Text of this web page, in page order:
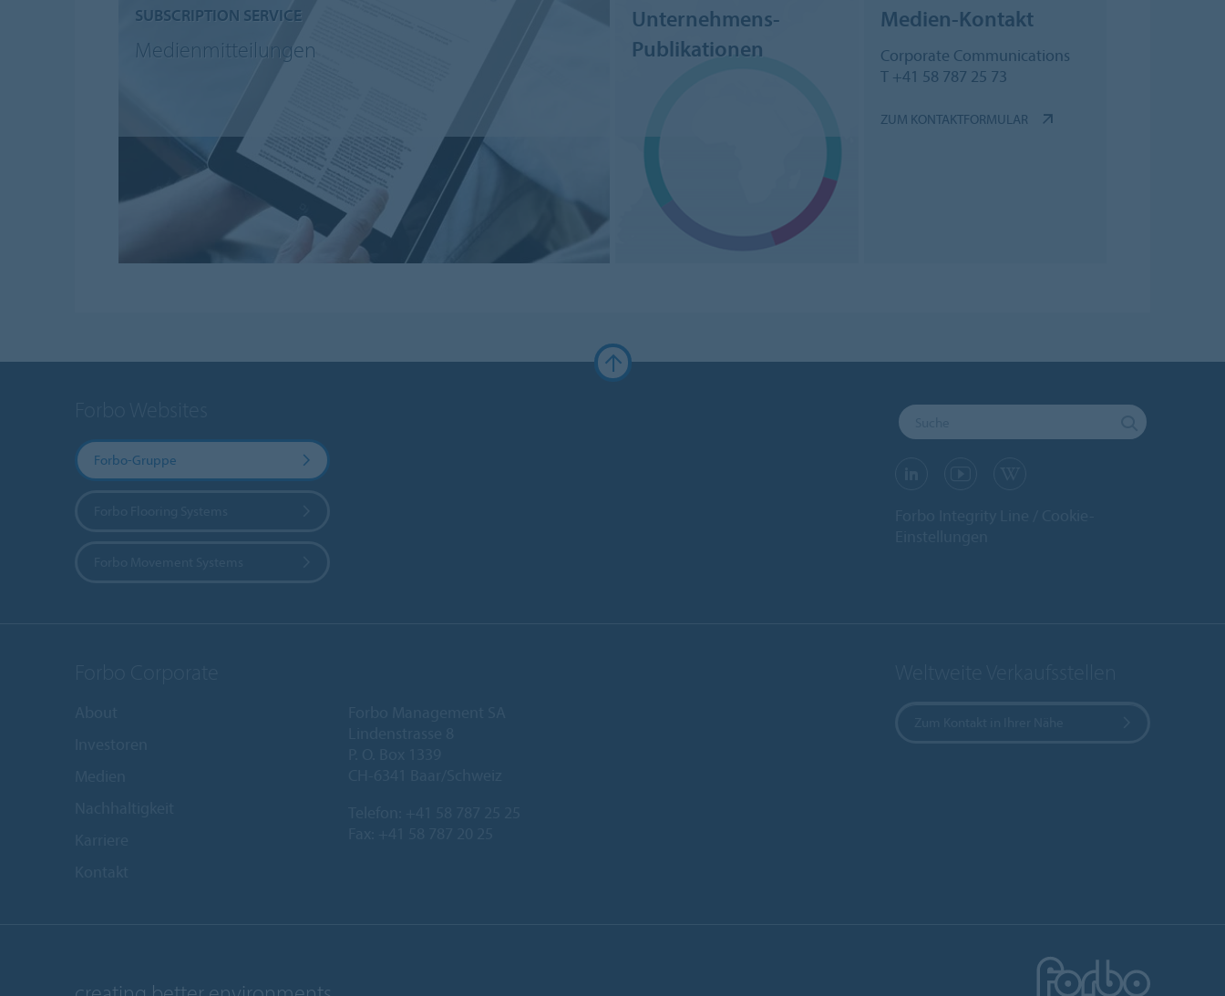
SUBSCRIPTION SERVICE
Medienmitteilungen
Unternehmens-
Publikationen
Medien-Kontakt
Corporate Communications
T +41 58 787 25 73
ZUM KONTAKTFORMULAR
Forbo-Gruppe